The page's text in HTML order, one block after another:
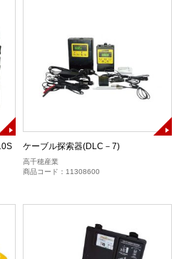
ケーブル探索器(DLC－7)
高千穂産業
商品コード：11308600